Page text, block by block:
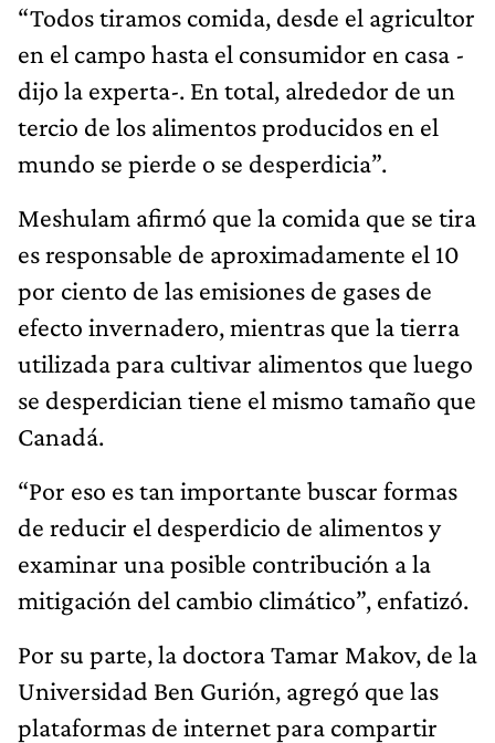
“Todos tiramos comida, desde el agricultor
en el campo hasta el consumidor en casa -
dijo la experta-. En total, alrededor de un
tercio de los alimentos producidos en el
mundo se pierde o se desperdicia”.
Meshulam afirmó que la comida que se tira
es responsable de aproximadamente el 10
por ciento de las emisiones de gases de
efecto invernadero, mientras que la tierra
utilizada para cultivar alimentos que luego
se desperdician tiene el mismo tamaño que
Canadá.
“Por eso es tan importante buscar formas
de reducir el desperdicio de alimentos y
examinar una posible contribución a la
mitigación del cambio climático”, enfatizó.
Por su parte, la doctora Tamar Makov, de la
Universidad Ben Gurión, agregó que las
plataformas de internet para compartir